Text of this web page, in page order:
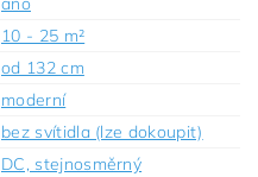
10 - 25 m²
od 132 cm
moderní
bez svítidla (lze dokoupit)
DC, stejnosměrný